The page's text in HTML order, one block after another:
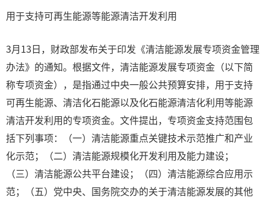
用于支持可再生能源等能源清洁开发利用
3月13日，财政部发布关于印发《清洁能源发展专项资金管理
办法》的通知。根据文件，清洁能源发展专项资金（以下简
称专项资金），是指通过中央一般公共预算安排，用于支持
可再生能源、清洁化石能源以及化石能源清洁化利用等能源
清洁开发利用的专项资金。文件提出，专项资金支持范围包
括下列事项：（一）清洁能源重点关键技术示范推广和产业
化示范；（二）清洁能源规模化开发利用及能力建设；
（三）清洁能源公共平台建设；（四）清洁能源综合应用示
范；（五）党中央、国务院交办的关于清洁能源发展的其他